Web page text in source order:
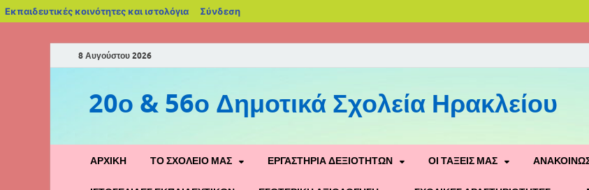
Εκπαιδευτικές κοινότητες και ιστολόγια Σύνδεση
8 Αυγούστου 2026
20ο & 56ο Δημοτικά Σχολεία Ηρακλείου
ΑΡΧΙΚΉ ΤΟ ΣΧΟΛΕΊΟ ΜΑΣ ΕΡΓΑΣΤΉΡΙΑ ΔΕΞΙΟΤΉΤΩΝ ΟΙ ΤΆΞΕΙΣ ΜΑΣ